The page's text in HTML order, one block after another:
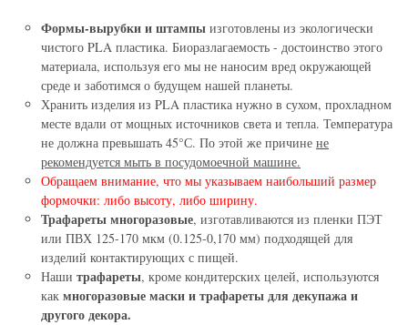
Формы-вырубки и штампы изготовлены из экологически
чистого PLA пластика. Биоразлагаемость - достоинство этого
материала, используя его мы не наносим вред окружающей
среде и заботимся о будущем нашей планеты.
Хранить изделия из PLA пластика нужно в сухом, прохладном
месте вдали от мощных источников света и тепла. Температура
не должна превышать 45°С. По этой же причине не
рекомендуется мыть в посудомоечной машине.
Обращаем внимание, что мы указываем наибольший размер
формочки: либо высоту, либо ширину.
Трафареты многоразовые, изготавливаются из пленки ПЭТ
или ПВХ 125-170 мкм (0.125-0,170 мм) подходящей для
изделий контактирующих с пищей.
Наши трафареты, кроме кондитерских целей, используются
как многоразовые маски и трафареты для декупажа и
другого декора.